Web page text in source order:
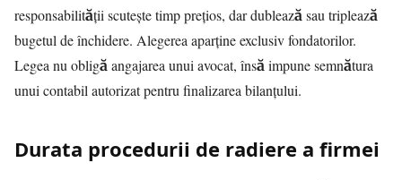
responsabilității scutește timp prețios, dar dublează sau triplează
bugetul de închidere. Alegerea aparține exclusiv fondatorilor.
Legea nu obligă angajarea unui avocat, însă impune semnătura
unui contabil autorizat pentru finalizarea bilanțului.
Durata procedurii de radiere a firmei